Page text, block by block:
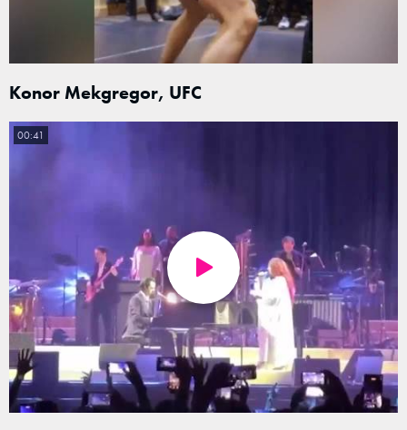
Konor Mekgregor, UFC
00:41